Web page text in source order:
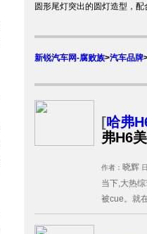
圆形尾灯突出的圆灯造型，
新锐汽车网-腐败族>汽车品牌
[哈弗
弗H6
作者： 晓辉
当下,大热
被cue。就